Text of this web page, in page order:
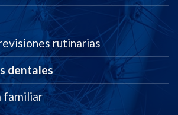
rutinarias
dentales
familiar